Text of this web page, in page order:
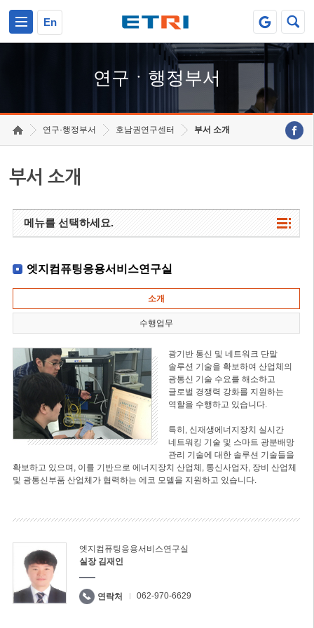
En
연구ㆍ행정부서
연구·행정부서 호남권연구센터 부서 소개
부서 소개
메뉴를 선택하세요.
엣지컴퓨팅응용서비스연구실
소개
수행업무
광기반 통신 및 네트워크 단말
솔루션 기술을 확보하여 산업체의
광통신 기술 수요를 해소하고
글로벌 경쟁력 강화를 지원하는
역할을 수행하고 있습니다.
특히, 신재생에너지장치 실시간
네트워킹 기술 및 스마트 광분배망
관리 기술에 대한 솔루션 기술들을
확보하고 있으며, 이를 기반으로 에너지장치 산업체, 통신사업자, 장비 산업체
및 광통신부품 산업체가 협력하는 에코 모델을 지원하고 있습니다.
엣지컴퓨팅응용서비스연구실
실장 김재인
연락처 062-970-6629